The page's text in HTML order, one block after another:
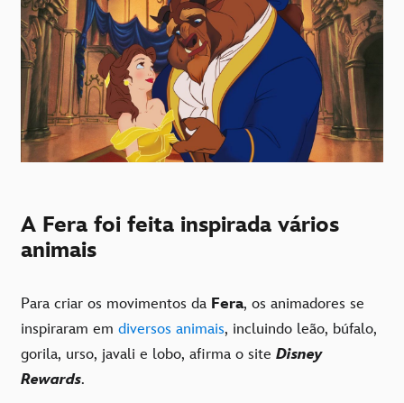
A Fera foi feita inspirada vários
animais
Para criar os movimentos da Fera, os animadores se
inspiraram em diversos animais, incluindo leão, búfalo,
gorila, urso, javali e lobo, afirma o site Disney
Rewards.